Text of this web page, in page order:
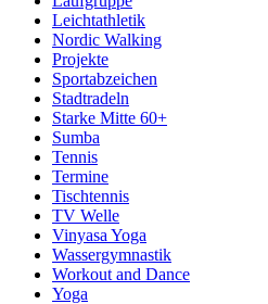
Leichtathletik
Nordic Walking
Projekte
Sportabzeichen
Stadtradeln
Starke Mitte 60+
Sumba
Tennis
Termine
Tischtennis
TV Welle
Vinyasa Yoga
Wassergymnastik
Workout and Dance
Yoga